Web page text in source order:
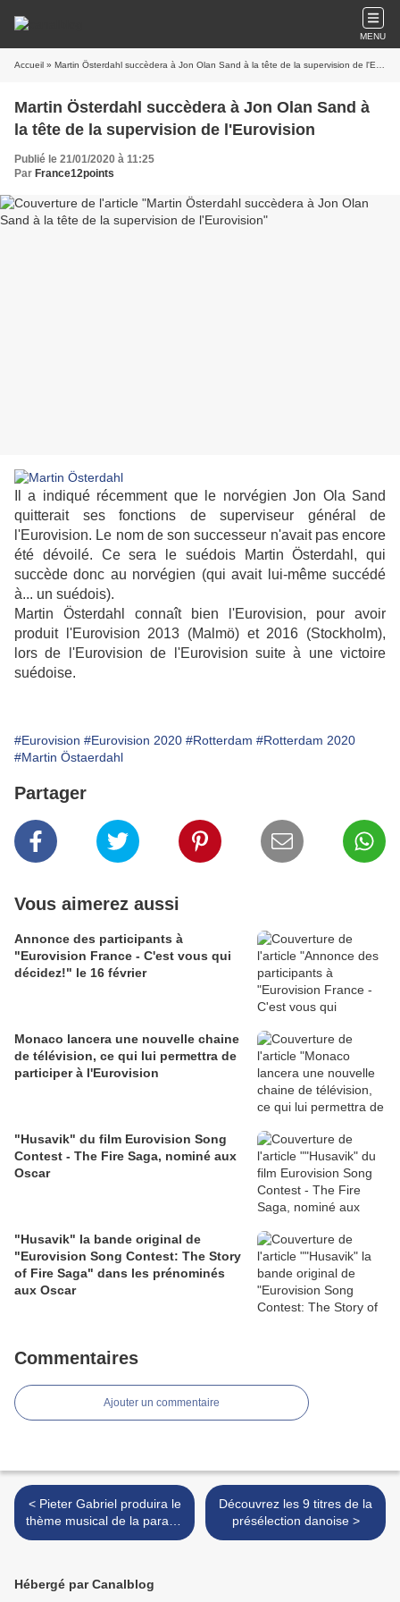
MENU
Accueil » Martin Österdahl succèdera à Jon Olan Sand à la tête de la supervision de l'Eurovision
Martin Österdahl succèdera à Jon Olan Sand à
la tête de la supervision de l'Eurovision
Publié le 21/01/2020 à 11:25
Par France12points
Il a indiqué récemment que le norvégien Jon Ola Sand
quitterait ses fonctions de superviseur général de
l'Eurovision. Le nom de son successeur n'avait pas encore
été dévoilé. Ce sera le suédois Martin Österdahl, qui
succède donc au norvégien (qui avait lui-même succédé
à... un suédois).
Martin Österdahl connaît bien l'Eurovision, pour avoir
produit l'Eurovision 2013 (Malmö) et 2016 (Stockholm),
lors de l'Eurovision de l'Eurovision suite à une victoire
suédoise.
#Eurovision #Eurovision 2020 #Rotterdam #Rotterdam 2020
#Martin Östaerdahl
Partager
Vous aimerez aussi
Annonce des participants à
"Eurovision France - C'est vous qui
décidez!" le 16 février
Monaco lancera une nouvelle chaine
de télévision, ce qui lui permettra de
participer à l'Eurovision
"Husavik" du film Eurovision Song
Contest - The Fire Saga, nominé aux
Oscar
"Husavik" la bande original de
"Eurovision Song Contest: The Story
of Fire Saga" dans les prénominés
aux Oscar
Commentaires
Ajouter un commentaire
< Pieter Gabriel produira le
thème musical de la parade
des drapeaux de
Découvrez les 9 titres de la
présélection danoise >
Hébergé par Canalblog